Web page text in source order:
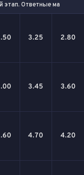
Ответные матчи
3.25 2.80
3.45 3.60
4.70 4.20